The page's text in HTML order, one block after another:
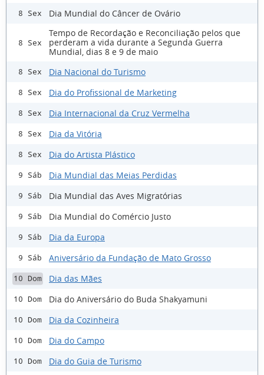
8 Sex Dia Mundial do Câncer de Ovário
8 Sex
Tempo de Recordação e Reconciliação pelos que
perderam a vida durante a Segunda Guerra
Mundial, dias 8 e 9 de maio
8 Sex Dia Nacional do Turismo
8 Sex Dia do Profissional de Marketing
8 Sex Dia Internacional da Cruz Vermelha
8 Sex Dia da Vitória
8 Sex Dia do Artista Plástico
9 Sáb Dia Mundial das Meias Perdidas
9 Sáb Dia Mundial das Aves Migratórias
9 Sáb Dia Mundial do Comércio Justo
9 Sáb Dia da Europa
9 Sáb Aniversário da Fundação de Mato Grosso
10 Dom Dia das Mães
10 Dom Dia do Aniversário do Buda Shakyamuni
10 Dom Dia da Cozinheira
10 Dom Dia do Campo
10 Dom Dia do Guia de Turismo